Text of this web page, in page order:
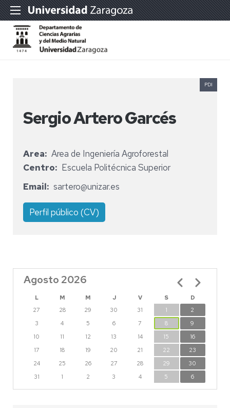
Sergio Artero Garcés
PDI
Area
Area de Ingeniería Agroforestal
Centro
Escuela Politécnica Superior
Email
sartero@unizar.es
Perfil público (CV)
Agosto 2026
L M M J V S
D
27
28 29 30 31 1
2
3
4 5 6 7 8
9
10
11 12 13 14 15
16
17
18 19 20 21 22
23
24
25 26 27 28 29
30
31
1 2 3 4 5 6
Paginación